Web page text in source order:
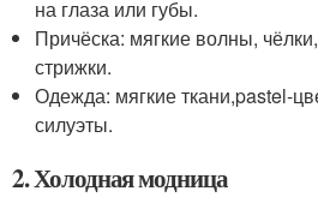
на глаза или губы.
Причёска: мягкие волны,
стрижки.
Одежда: мягкие ткани,pastel-
силуэты.
2. Холодная модница